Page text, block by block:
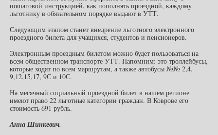
пошаговой инструкцией, как пополнять проездной, каждому
льготнику в обязательном порядке выдают в УТТ.
Следующим этапом станет внедрение льготного электронного
проездного билета для учащихся, студентов и пенсионеров.
Электронным проездным билетом можно будет пользоваться на
всем общественном транспорте УТТ. Напомним: это троллейбусы,
которые ходят по всем маршрутам, а также автобусы №№ 2,4,
9,12,15,17, 9С и 10С.
На месячный социальный проездной билет в нашем регионе
имеют право 22 льготные категории граждан. В Коврове его
стоимость 691 рубль.
Анна Шинкевич.